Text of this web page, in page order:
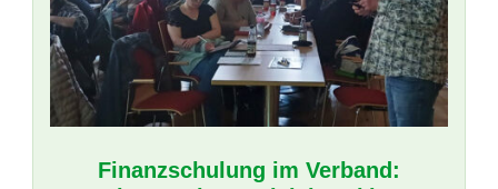
Finanzschulung im Verband: